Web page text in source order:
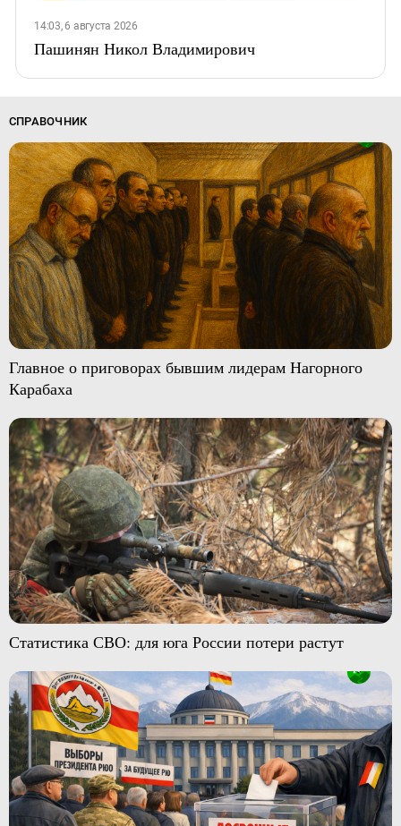
14:03, 6 августа 2026
Пашинян Никол Владимирович
СПРАВОЧНИК
Главное о приговорах бывшим лидерам Нагорного
Карабаха
Статистика СВО: для юга России потери растут